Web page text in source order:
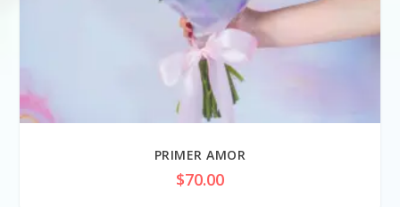
PRIMER AMOR
$70.00